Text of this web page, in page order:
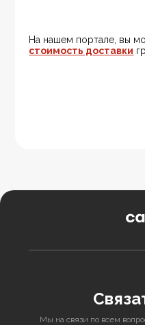
На нашем портале, вы
стоимость доставки
Мы на связи по всем